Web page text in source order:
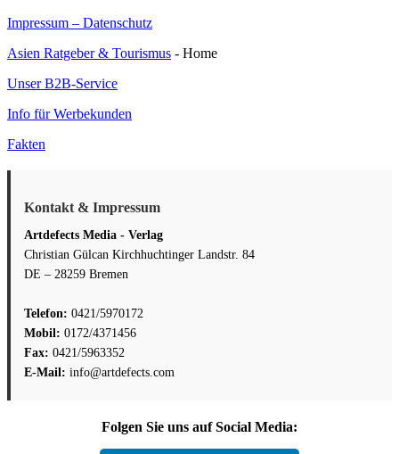
Impressum – Datenschutz
Asien Ratgeber & Tourismus - Home
Unser B2B-Service
Info für Werbekunden
Fakten
Kontakt & Impressum
Artdefects Media - Verlag
Christian Gülcan Kirchhuchtinger Landstr. 84
DE – 28259 Bremen
Telefon: 0421/5970172
Mobil: 0172/4371456
Fax: 0421/5963352
E-Mail: info@artdefects.com
Folgen Sie uns auf Social Media: